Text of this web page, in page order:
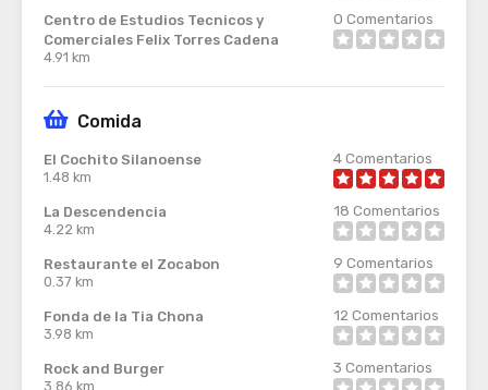
Centro de Estudios Tecnicos y
Comerciales Felix Torres Cadena
4.91 km
0 Comentarios
Comida
El Cochito Silanoense
1.48 km
4Comentarios
La Descendencia
4.22 km
18 Comentarios
Restaurante el Zocabon
0.37 km
9 Comentarios
Fonda de la Tia Chona
3.98 km
12 Comentarios
Rock and Burger
3.86 km
3 Comentarios